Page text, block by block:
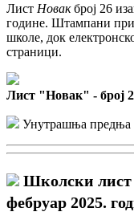
Лист Новакброј 26
године. Штампани
школе, док
страници.
Лист "Новак" - број
Унутрашња предња
Школски лист
фебруар 2025.